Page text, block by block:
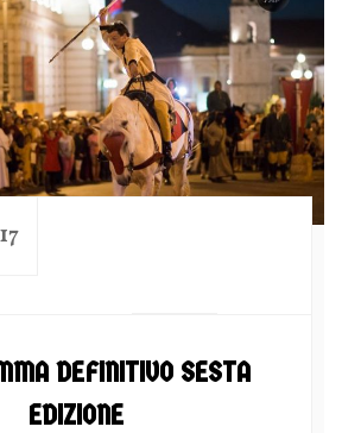
DEFINITIVO SESTA
EDIZIONE